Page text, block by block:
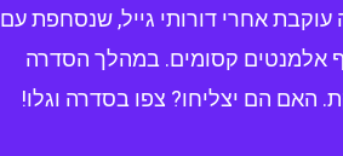
אחרי דורותי גייל, שנסחפת עם
אלמנטים קסומים. במהלך הסדרה
האם הם יצליחו? צפו בסדרה וגלו!